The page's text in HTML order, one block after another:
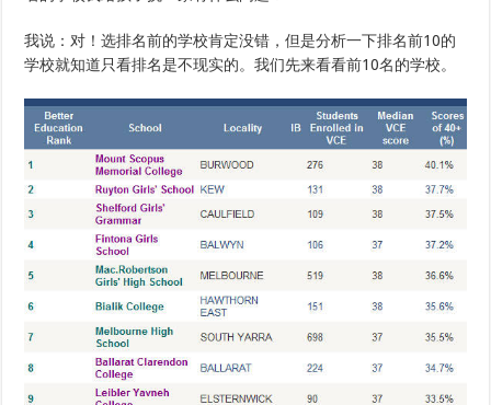
我说：对！选排名前的学校肯定没错，但是分析一下排名前10的
学校就知道只看排名是不现实的。我们先来看看前10名的学校。